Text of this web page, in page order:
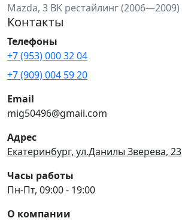
Mazda, 3 BK рестайлинг (2006—2009)
Контакты
Телефоны
+7 (953) 000 32 04
+7 (909) 004 59 20
Email
mig50496@gmail.com
Адрес
Екатеринбург, ул.Данилы Зверева, 23
Часы работы
Пн-Пт, 09:00 - 19:00
О компании